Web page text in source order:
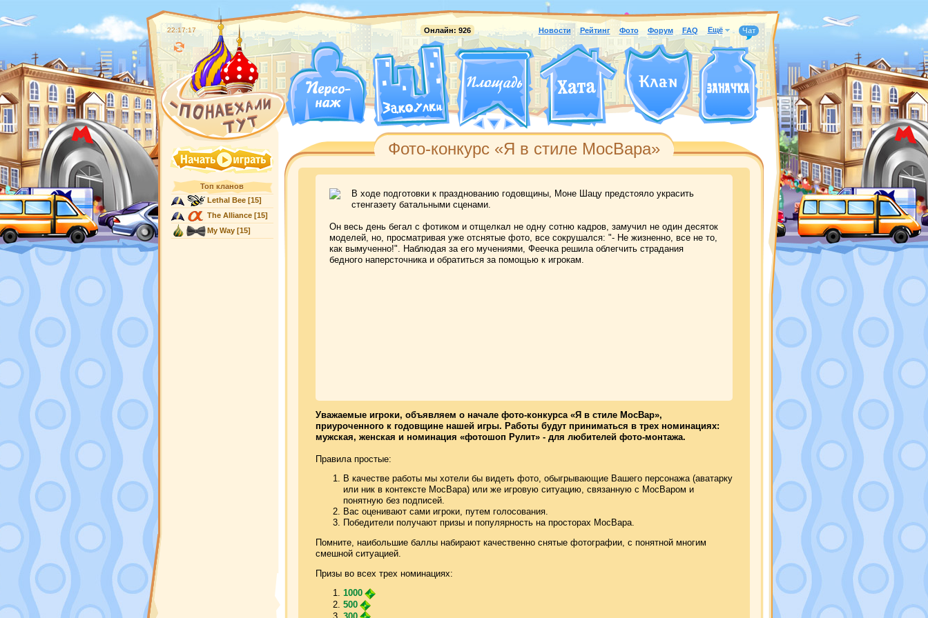
Онлайн: 926 Новости Рейтинг Фото Форум FAQ Ещё Чат
22:17:18
Топ кланов
Lethal Bee[15]
The Alliance[15]
My Way[15]
Фото-конкурс «Я в стиле МосВара»
В ходе подготовки к празднованию годовщины, Моне Шацу предстояло украсить
стенгазету батальными сценами.
Он весь день бегал с фотиком и отщелкал не одну сотню кадров, замучил не один десяток
моделей, но, просматривая уже отснятые фото, все сокрушался: "- Не жизненно, все не то,
как вымученно!". Наблюдая за его мучениями, Феечка решила облегчить страдания
бедного наперсточника и обратиться за помощью к игрокам.
Уважаемые игроки, объявляем о начале фото-конкурса «Я в стиле МосВар»,
приуроченного к годовщине нашей игры. Работы будут приниматься в трех номинациях:
мужская, женская и номинация «фотошоп Рулит» - для любителей фото-монтажа.
Правила простые:
В качестве работы мы хотели бы видеть фото, обыгрывающие Вашего персонажа (аватарку
или ник в контексте МосВара) или же игровую ситуацию, связанную с МосВаром и
понятную без подписей.
Вас оценивают сами игроки, путем голосования.
Победители получают призы и популярность на просторах МосВара.
Помните, наибольшие баллы набирают качественно снятые фотографии, с понятной многим
смешной ситуацией.
Призы во всех трех номинациях:
1000
500